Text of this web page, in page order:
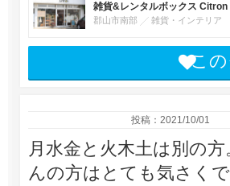
雑貨&レンタルボックス Citron
郡山市南部 雑貨・インテリア
こ
投稿：2021/10/01
月水金と火木土は別の
んの方はとても気さく